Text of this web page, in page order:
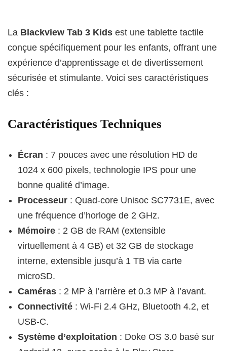
La Blackview Tab 3 Kids est une tablette tactile
conçue spécifiquement pour les enfants, offrant une
expérience d’apprentissage et de divertissement
sécurisée et stimulante. Voici ses caractéristiques
clés :
Caractéristiques Techniques
Écran : 7 pouces avec une résolution HD de
1024 x 600 pixels, technologie IPS pour une
bonne qualité d’image.
Processeur : Quad-core Unisoc SC7731E, avec
une fréquence d’horloge de 2 GHz.
Mémoire : 2 GB de RAM (extensible
virtuellement à 4 GB) et 32 GB de stockage
interne, extensible jusqu’à 1 TB via carte
microSD.
Caméras : 2 MP à l’arrière et 0.3 MP à l’avant.
Connectivité : Wi-Fi 2.4 GHz, Bluetooth 4.2, et
USB-C.
Système d’exploitation : Doke OS 3.0 basé sur